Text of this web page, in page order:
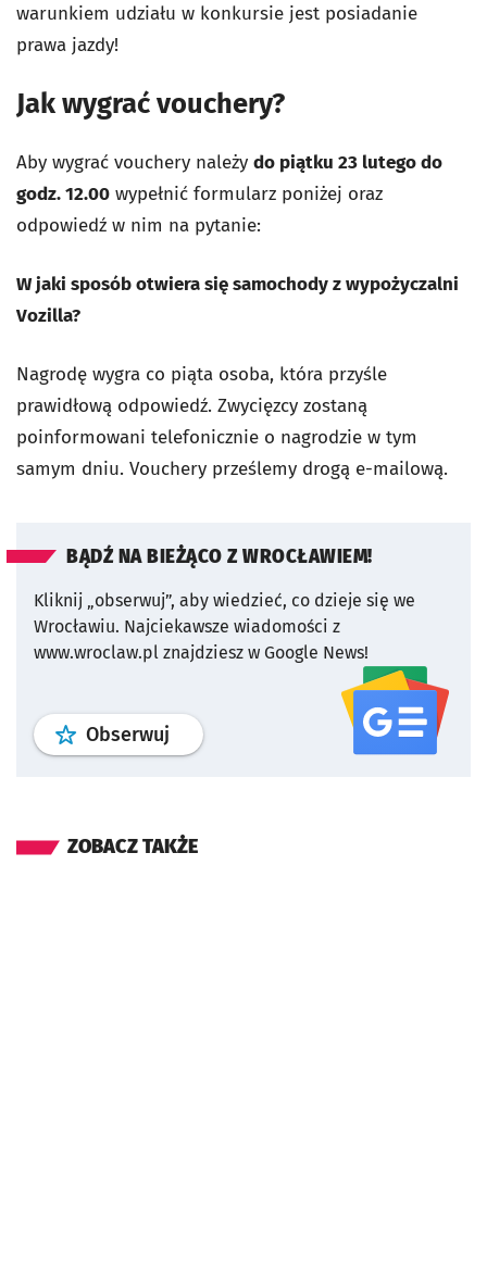
warunkiem udziału w konkursie jest posiadanie
prawa jazdy!
Jak wygrać vouchery?
Aby wygrać vouchery należy do piątku 23 lutego do
godz. 12.00 wypełnić formularz poniżej oraz
odpowiedź w nim na pytanie:
W jaki sposób otwiera się samochody z wypożyczalni
Vozilla?
Nagrodę wygra co piąta osoba, która przyśle
prawidłową odpowiedź. Zwycięzcy zostaną
poinformowani telefonicznie o nagrodzie w tym
samym dniu. Vouchery prześlemy drogą e-mailową.
BĄDŹ NA BIEŻĄCO Z WROCŁAWIEM!
Kliknij „obserwuj”, aby wiedzieć, co dzieje się we
Wrocławiu. Najciekawsze wiadomości z
www.wroclaw.pl znajdziesz w Google News!
Obserwuj profil serwisu
ZOBACZ TAKŻE